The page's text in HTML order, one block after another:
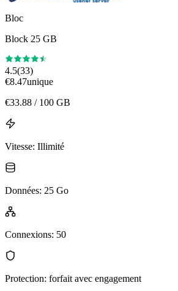
Bloc
Block 25 GB
4.5(33)
€8.47unique
€33.88 / 100 GB
Vitesse: Illimité
Données: 25 Go
Connexions: 50
Protection: forfait avec engagement